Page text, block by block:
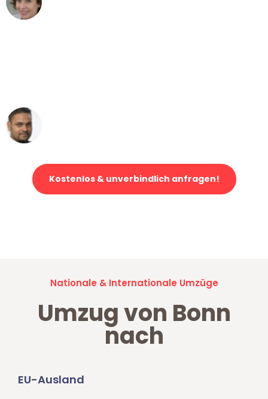
Kostenlos & unverbindlich anfragen!
Nationale & Internationale Umzüge
Umzug von Bonn
nach
EU-Ausland